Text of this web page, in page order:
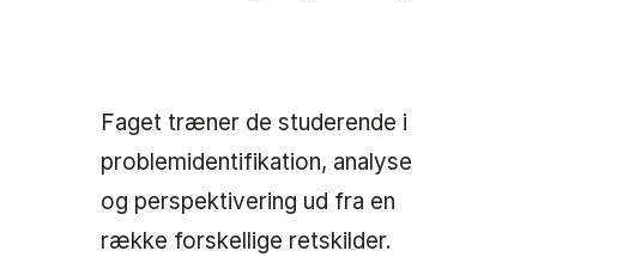
Faget træner de studerende i
problemidentifikation, analyse
og perspektivering ud fra en
række forskellige retskilder.